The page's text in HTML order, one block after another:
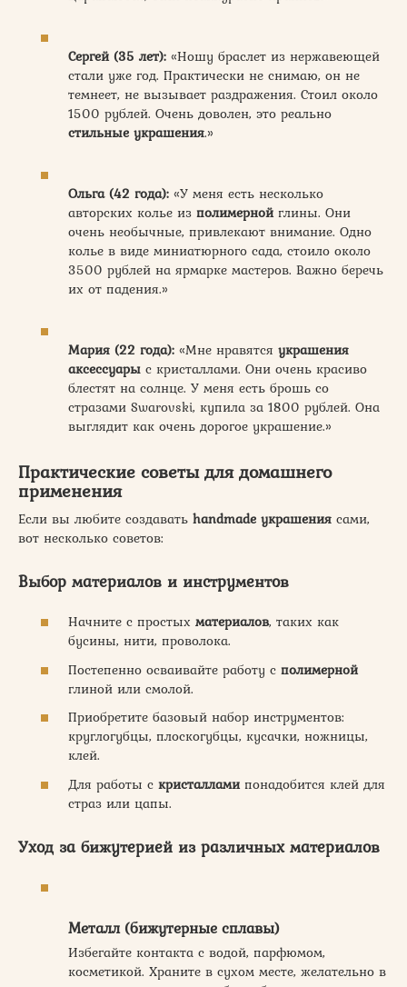
Сергей (35 лет): «Ношу браслет из нержавеющей
стали уже год. Практически не снимаю, он не
темнеет, не вызывает раздражения. Стоил около
1500 рублей. Очень доволен, это реально
стильные украшения.»
Ольга (42 года): «У меня есть несколько
авторских колье из полимернойглины. Они
очень необычные, привлекают внимание. Одно
колье в виде миниатюрного сада, стоило около
3500 рублей на ярмарке мастеров. Важно беречь
их от падения.»
Мария (22 года): «Мне нравятся украшения
аксессуары с кристаллами. Они очень красиво
блестят на солнце. У меня есть брошь со
стразами Swarovski, купила за 1800 рублей. Она
выглядит как очень дорогое украшение.»
Практические советы для домашнего
применения
Если вы любите создавать handmade украшения сами,
вот несколько советов:
Выбор материалов и инструментов
Начните с простых материалов, таких как
бусины, нити, проволока.
Постепенно осваивайте работу с полимерной
глиной или смолой.
Приобретите базовый набор инструментов:
круглогубцы, плоскогубцы, кусачки, ножницы,
клей.
Для работы с кристалламипонадобится клей для
страз или цапы.
Уход за бижутерией из различных материалов
Металл (бижутерные сплавы)
Избегайте контакта с водой, парфюмом,
косметикой. Храните в сухом месте, желательно в